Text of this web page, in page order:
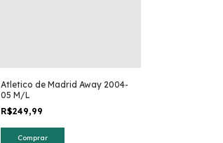
Atletico de Madrid Away 2004-
05 M/L
R$249,99
Comprar